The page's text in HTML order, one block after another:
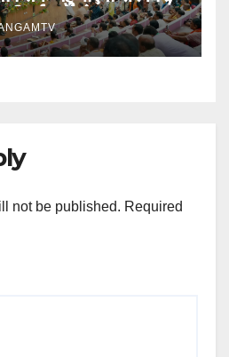
फुले के नाम पर
: मुख्यमंत्री
not be published. Required